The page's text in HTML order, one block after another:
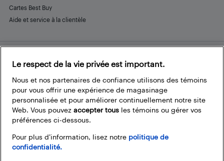
Cartes Best Buy
Aide et service à la clientèle
Restez connecté
FacebookInstagram
PinterestLinkedInYouTube
Le respect de la vie privée est important.
Nous et nos partenaires de confiance utilisons des témoins
pour vous offrir une expérience de magasinage
personnalisée et pour améliorer continuellement notre site
Web. Vous pouvez accepter tous les témoins ou gérer vos
préférences ci-dessous.
Pour plus d’information, lisez notre politique de
confidentialité.